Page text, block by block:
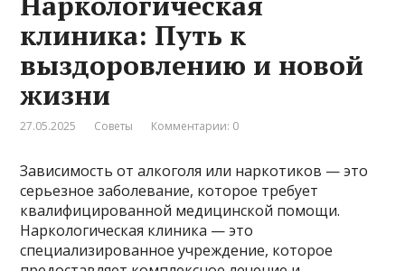
клиника: Путь к
выздоровлению и новой
жизни
27.05.2025 Советы Комментарии: 0
Зависимость от алкоголя или наркотиков — это
серьезное заболевание, которое требует
квалифицированной медицинской помощи.
Наркологическая клиника — это
специализированное учреждение, которое